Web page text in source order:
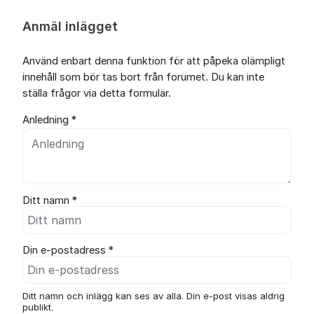
Anmäl inlägget
Använd enbart denna funktion för att påpeka olämpligt
innehåll som bör tas bort från forumet. Du kan inte
ställa frågor via detta formulär.
Anledning *
Ditt namn *
Din e-postadress *
Ditt namn och inlägg kan ses av alla. Din e-post visas aldrig
publikt.